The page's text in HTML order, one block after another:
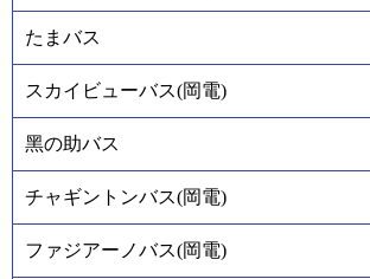
たまバス
スカイビューバス(岡電)
黑の助バス
チャギントンバス(岡電)
ファジアーノバス(岡電)